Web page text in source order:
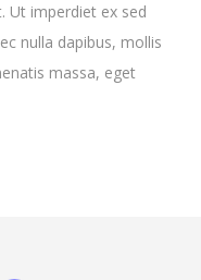
Ut imperdiet ex sed
nulla dapibus, mollis
massa, eget